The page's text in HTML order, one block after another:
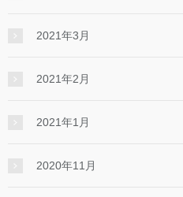
2021年3月
2021年2月
2021年1月
2020年11月